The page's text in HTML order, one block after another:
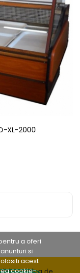
XL-2000
a oferi
si
acest
cookie-